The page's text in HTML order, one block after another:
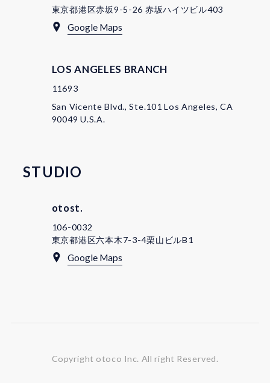
東京都港区赤坂9-5-26 赤坂ハイツビル403
Google Maps
LOS ANGELES BRANCH
11693
San Vicente Blvd., Ste.101 Los Angeles, CA
90049 U.S.A.
STUDIO
otost.
106-0032
東京都港区六本木7-3-4栗山ビルB1
Google Maps
Copyright otoco Inc. All right Reserved.